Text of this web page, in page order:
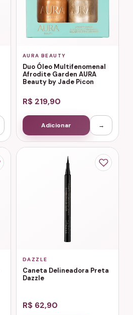
AURA BEAUTY
Duo Óleo Multifenomenal
Afrodite Garden AURA
Beauty by Jade Picon
R$ 219,90
Adicionar →
DAZZLE
Caneta Delineadora Preta
Dazzle
R$ 62,90